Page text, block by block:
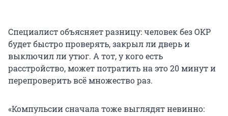
Специалист объясняет разницу: человек без ОКР
будет быстро проверять, закрыл ли дверь и
выключил ли утюг. А тот, у кого есть
расстройство, может потратить на это 20 минут и
перепроверить всё множество раз.
«Компульсии сначала тоже выглядят невинно: